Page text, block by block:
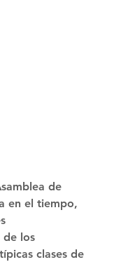
de
en el tiempo,
de los
clases de